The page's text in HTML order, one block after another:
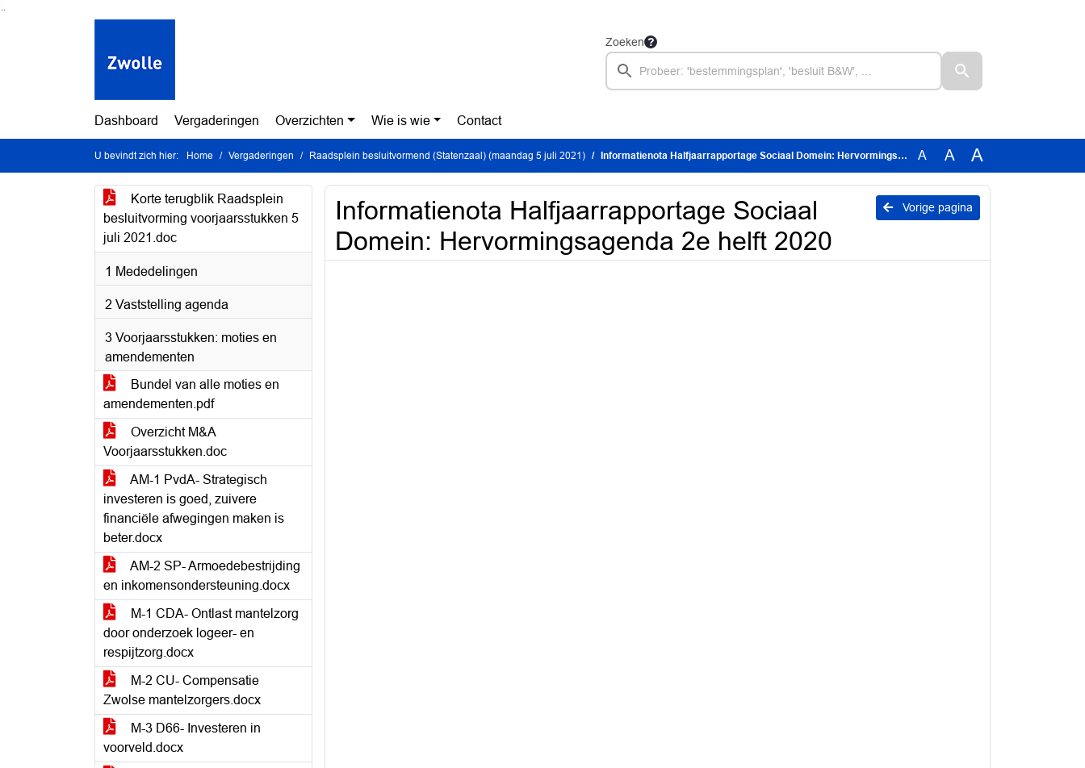
Ga naar de inhoud van deze pagina
Ga naar het zoeken
Ga naar het menu
Zoeken
Dashboard Vergaderingen Overzichten Wie is wie Contact
U bevindt zich hier: Home Vergaderingen Raadsplein besluitvormend (Statenzaal) (maandag 5 juli 2021) Informatienota Halfjaarrapportage Sociaal Domein: Hervormingsagenda 2e helft 2020 A A A
Korte terugblik Raadsplein
besluitvorming voorjaarsstukken 5
juli 2021.doc
1 Mededelingen
2 Vaststelling agenda
3 Voorjaarsstukken: moties en
amendementen
Bundel van alle moties en
amendementen.pdf
Overzicht M&A
Voorjaarsstukken.doc
AM-1 PvdA- Strategisch
investeren is goed, zuivere
financiële afwegingen maken is
beter.docx
AM-2 SP- Armoedebestrijding
en inkomensondersteuning.docx
M-1 CDA- Ontlast mantelzorg
door onderzoek logeer- en
respijtzorg.docx
M-2 CU- Compensatie
Zwolse mantelzorgers.docx
M-3 D66- Investeren in
voorveld.docx
Vorige pagina
Informatienota Halfjaarrapportage Sociaal
Domein: Hervormingsagenda 2e helft 2020